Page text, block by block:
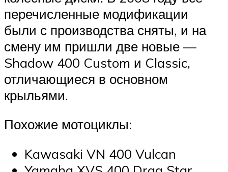
перечисленные модификации
были с производства сняты, и на
смену им пришли две новые —
Shadow 400 Custom и Classic,
отличающиеся в основном
крыльями.
Похожие мотоциклы:
Kawasaki VN 400 Vulcan